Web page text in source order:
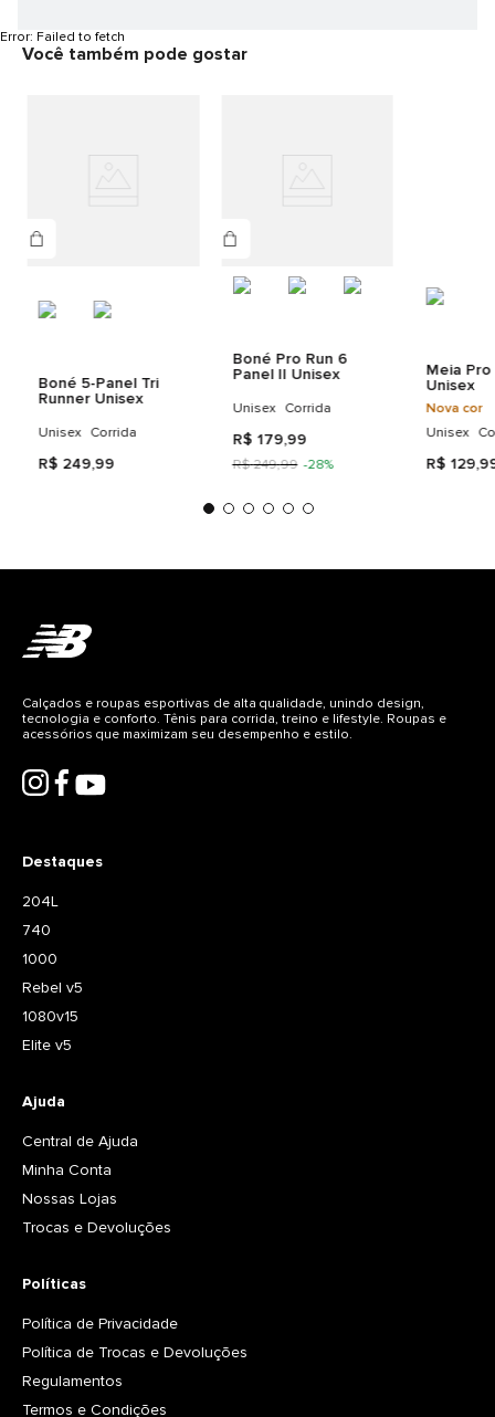
Categoria Especificação
Corrida
Error: Failed to fetch
Você também pode gostar
Boné 5-Panel Tri
Runner Unisex
Unisex Corrida
R$ 249,99
Boné Pro Run 6
Panel II Unisex
Unisex Corrida
R$ 179,99
R$ 249,99 -28%
Meia Pro
Unisex
Nova cor
Unisex
R$ 129,
Destaques
204L
740
1000
Rebel v5
1080v15
Elite v5
Ajuda
Central de Ajuda
Minha Conta
Nossas Lojas
Trocas e Devoluções
Políticas
Política de Privacidade
Política de Trocas e Devoluções
Regulamentos
Termos e Condições
Calçados e roupas esportivas de alta qualidade, unindo design,
tecnologia e conforto. Tênis para corrida, treino e lifestyle. Roupas e
acessórios que maximizam seu desempenho e estilo.